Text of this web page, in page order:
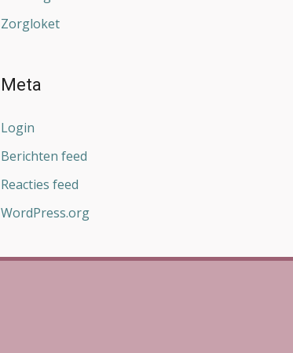
Zorgloket
Meta
Login
Berichten feed
Reacties feed
WordPress.org